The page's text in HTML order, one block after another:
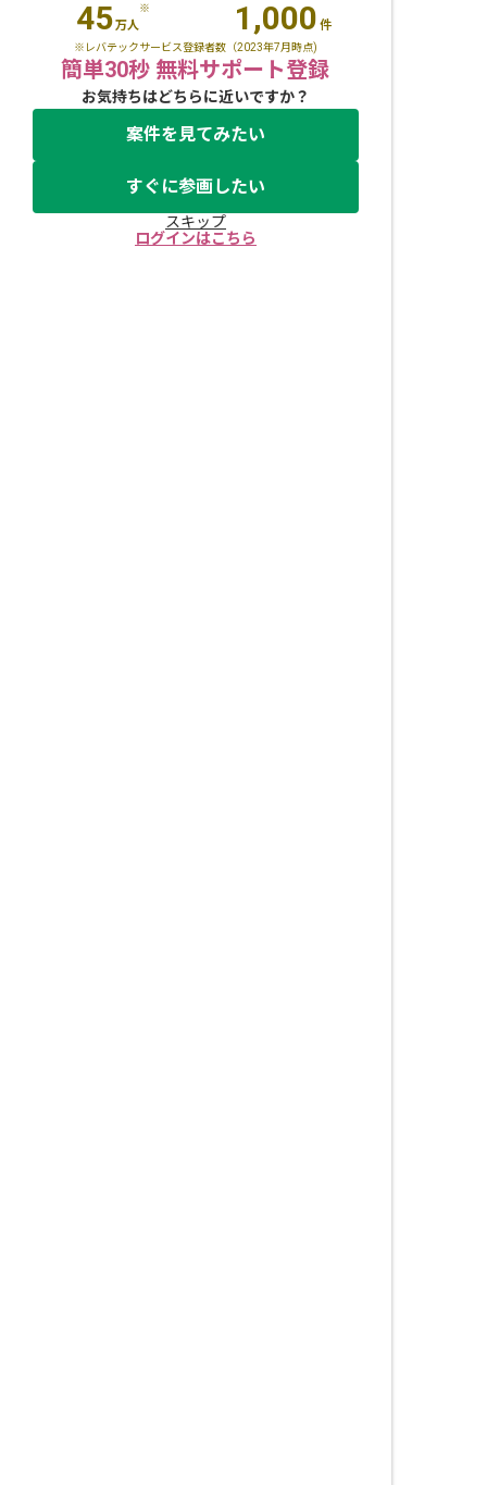
45万人
※ 1,000 件
※レバテックサービス登録者数（2023年7月時点)
簡単30秒 無料サポート登録
お気持ちはどちらに近いですか？
案件を見てみたい
すぐに参画したい
スキップ
ログインはこちら